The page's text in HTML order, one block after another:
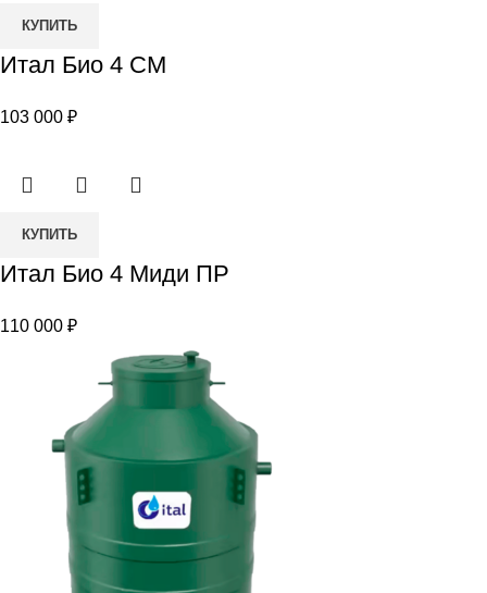
Количество
Итал
4
КУПИТЬ
Итал Био 4 СМ
103 000 ₽
Количество
Итал
4
КУПИТЬ
Итал Био 4 Миди ПР
110 000 ₽